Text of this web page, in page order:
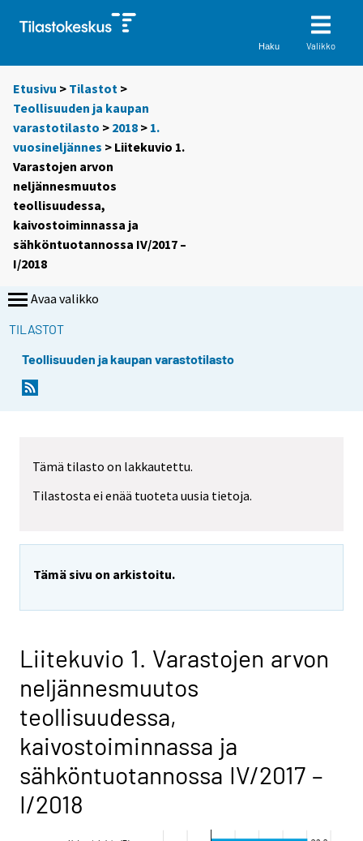
Haku Valikko
Etusivu > Tilastot >
Teollisuuden ja kaupan
varastotilasto > 2018 > 1.
vuosineljännes > Liitekuvio 1.
Varastojen arvon
neljännesmuutos
teollisuudessa,
kaivostoiminnassa ja
sähköntuotannossa IV/2017 –
I/2018
Avaa valikko
TILASTOT
Teollisuuden ja kaupan varastotilasto
Tämä tilasto on lakkautettu.
Tilastosta ei enää tuoteta uusia tietoja.
Tämä sivu on arkistoitu.
Liitekuvio 1. Varastojen arvon
neljännesmuutos
teollisuudessa,
kaivostoiminnassa ja
sähköntuotannossa IV/2017 –
I/2018